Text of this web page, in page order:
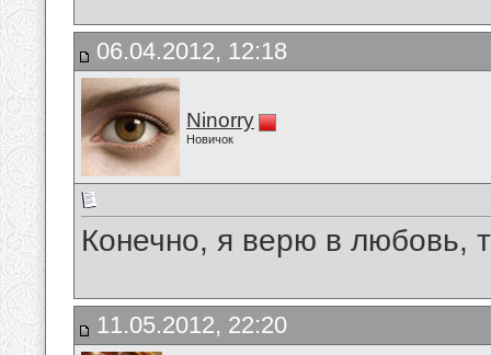
06.04.2012, 12:18
Ninorry
Новичок
Конечно, я верю в любовь,
11.05.2012, 22:20